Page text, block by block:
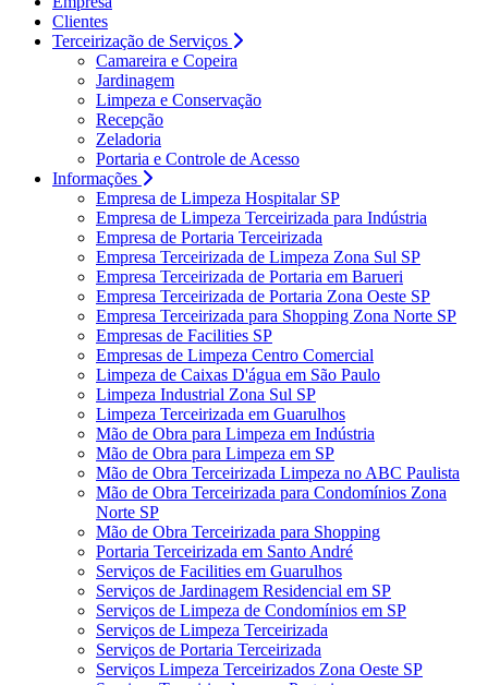
Clientes
Terceirização de Serviços
Camareira e Copeira
Jardinagem
Limpeza e Conservação
Recepção
Zeladoria
Portaria e Controle de Acesso
Informações
Empresa de Limpeza Hospitalar SP
Empresa de Limpeza Terceirizada para Indústria
Empresa de Portaria Terceirizada
Empresa Terceirizada de Limpeza Zona Sul SP
Empresa Terceirizada de Portaria em Barueri
Empresa Terceirizada de Portaria Zona Oeste SP
Empresa Terceirizada para Shopping Zona Norte SP
Empresas de Facilities SP
Empresas de Limpeza Centro Comercial
Limpeza de Caixas D'água em São Paulo
Limpeza Industrial Zona Sul SP
Limpeza Terceirizada em Guarulhos
Mão de Obra para Limpeza em Indústria
Mão de Obra para Limpeza em SP
Mão de Obra Terceirizada Limpeza no ABC Paulista
Mão de Obra Terceirizada para Condomínios Zona
Norte SP
Mão de Obra Terceirizada para Shopping
Portaria Terceirizada em Santo André
Serviços de Facilities em Guarulhos
Serviços de Jardinagem Residencial em SP
Serviços de Limpeza de Condomínios em SP
Serviços de Limpeza Terceirizada
Serviços de Portaria Terceirizada
Serviços Limpeza Terceirizados Zona Oeste SP